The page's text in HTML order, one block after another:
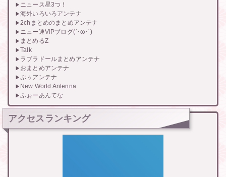
ニュース星3つ！
海外いろいろアンテナ
2chまとめのまとめアンテナ
ニュー速VIPブログ(`･ω･´)
まとめるZ
Talk
ラブラドールまとめアンテナ
おまとめアンテナ
ぷぅアンテナ
New World Antenna
ふぉーあんてな
アクセスランキング